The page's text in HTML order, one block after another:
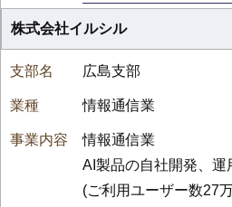
株式会社イルシル
広島支部
情報通信業
情報通信業
AI製品の自社開発、運
(ご利用ユーザー数27